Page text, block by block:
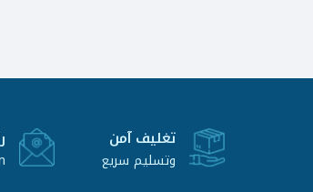
للشعر
تغليف آمن
وتسليم سريع